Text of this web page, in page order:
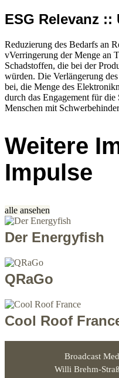
ESG Relevanz ::
Reduzierung des Bedarfs an
vVerringerung der Menge an
Schadstoffen, die bei der
würden. Die Verlängerung
bei, die Menge des
durch das Engagement für
Menschen mit
Weitere
Impulse
alle ansehen
Der Energyfish
QRaGo
Cool Roof
Broadcast
Willi Brehm-